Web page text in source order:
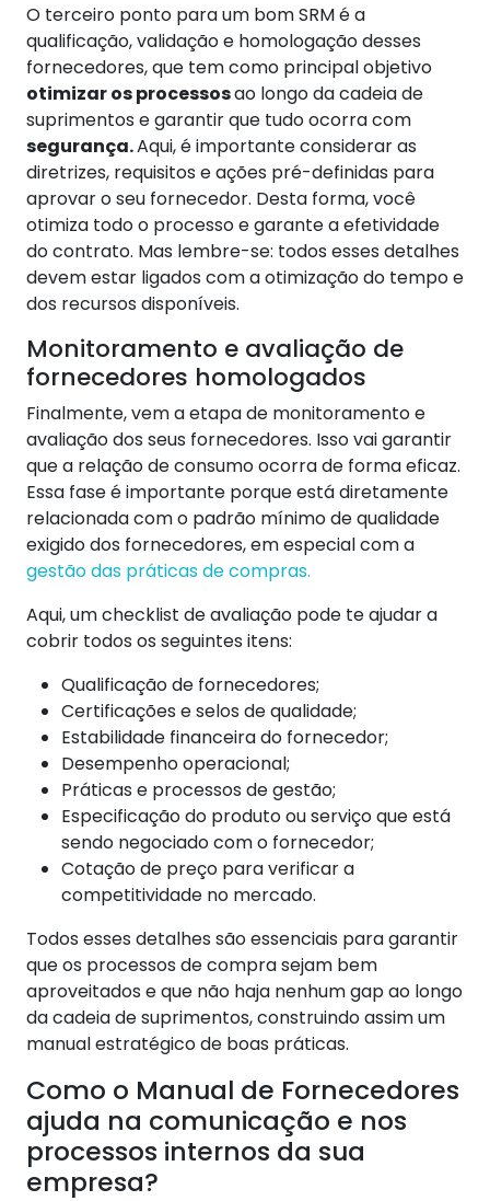
O terceiro ponto para um bom SRM é a
qualificação, validação e homologação desses
fornecedores, que tem como principal objetivo
otimizar os processosao longo da cadeia de
suprimentos e garantir que tudo ocorra com
segurança.Aqui, é importante considerar as
diretrizes, requisitos e ações pré-definidas para
aprovar o seu fornecedor. Desta forma, você
otimiza todo o processo e garante a efetividade
do contrato. Mas lembre-se: todos esses detalhes
devem estar ligados com a otimização do tempo e
dos recursos disponíveis.
Monitoramento e avaliação de
fornecedores homologados
Finalmente, vem a etapa de monitoramento e
avaliação dos seus fornecedores. Isso vai garantir
que a relação de consumo ocorra de forma eficaz.
Essa fase é importante porque está diretamente
relacionada com o padrão mínimo de qualidade
exigido dos fornecedores, em especial com a
gestão das práticas de compras.
Aqui, um checklist de avaliação pode te ajudar a
cobrir todos os seguintes itens:
Qualificação de fornecedores;
Certificações e selos de qualidade;
Estabilidade financeira do fornecedor;
Desempenho operacional;
Práticas e processos de gestão;
Especificação do produto ou serviço que está
sendo negociado com o fornecedor;
Cotação de preço para verificar a
competitividade no mercado.
Todos esses detalhes são essenciais para garantir
que os processos de compra sejam bem
aproveitados e que não haja nenhum gap ao longo
da cadeia de suprimentos, construindo assim um
manual estratégico de boas práticas.
Como o Manual de Fornecedores
ajuda na comunicação e nos
processos internos da sua
empresa?